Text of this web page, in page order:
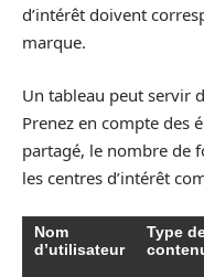
d’intérêt doivent
marque.
Un tableau peut servir
Prenez en compte des
partagé, le nombre de
les centres d’intérêt
Nom
d’utilisateur
Type